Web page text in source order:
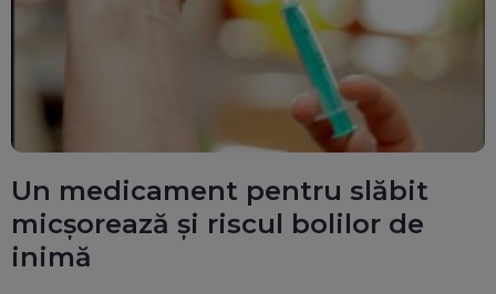
Un medicament pentru slăbit
micșorează și riscul bolilor de
inimă